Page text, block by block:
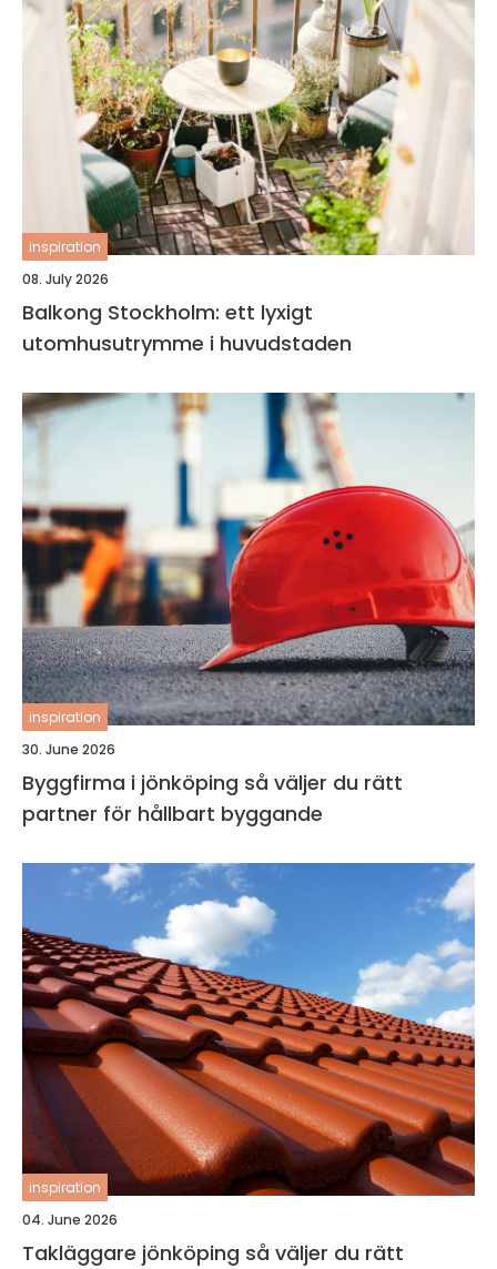
inspiration
08. July 2026
Balkong Stockholm: ett lyxigt
utomhusutrymme i huvudstaden
inspiration
30. June 2026
Byggfirma i jönköping så väljer du rätt
partner för hållbart byggande
inspiration
04. June 2026
Takläggare jönköping så väljer du rätt